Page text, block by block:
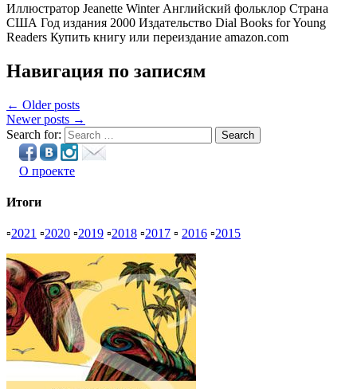
Иллюстратор Jeanette Winter Английский фольклор Страна
США Год издания 2000 Издательство Dial Books for Young
Readers Купить книгу или переиздание amazon.com
Навигация по записям
← Older posts
Newer posts →
Search for:
Search
О проекте
Итоги
▫2021 ▫2020 ▫2019 ▫2018 ▫2017 ▫ 2016 ▫2015